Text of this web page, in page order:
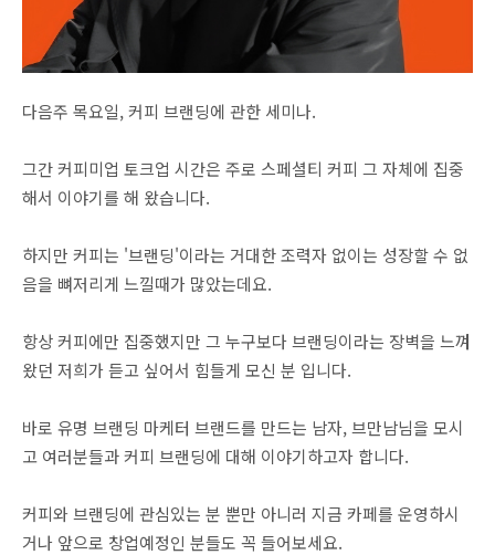
다음주 목요일, 커피 브랜딩에 관한 세미나.
그간 커피미업 토크업 시간은 주로 스페셜티 커피 그 자체에 집중
해서 이야기를 해 왔습니다.
하지만 커피는 '브랜딩'이라는 거대한 조력자 없이는 성장할 수 없
음을 뼈저리게 느낄때가 많았는데요.
항상 커피에만 집중했지만 그 누구보다 브랜딩이라는 장벽을 느껴
왔던 저희가 듣고 싶어서 힘들게 모신 분 입니다.
바로 유명 브랜딩 마케터 브랜드를 만드는 남자, 브만남님을 모시
고 여러분들과 커피 브랜딩에 대해 이야기하고자 합니다.
커피와 브랜딩에 관심있는 분 뿐만 아니러 지금 카페를 운영하시
거나 앞으로 창업예정인 분들도 꼭 들어보세요.